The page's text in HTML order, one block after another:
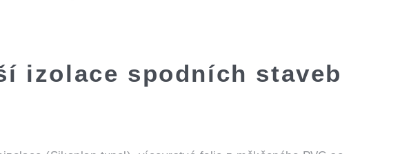
izolace spodních staveb